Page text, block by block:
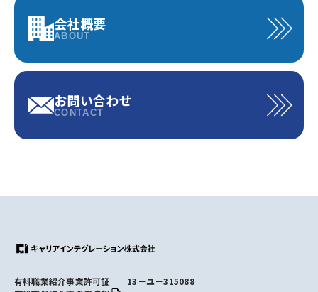
会社概要
ABOUT
お問い合わせ
CONTACT
有料職業紹介事業許可証 13－ユ－315088